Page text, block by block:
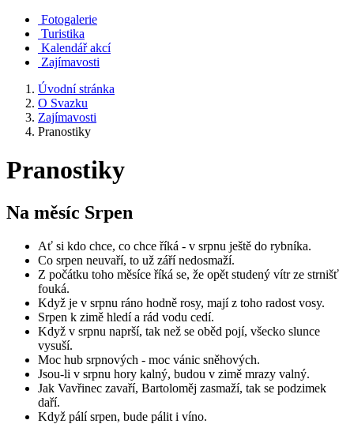
Fotogalerie
Turistika
Kalendář akcí
Zajímavosti
Úvodní stránka
O Svazku
Zajímavosti
Pranostiky
Pranostiky
Na měsíc Srpen
Ať si kdo chce, co chce říká - v srpnu ještě do rybníka.
Co srpen neuvaří, to už září nedosmaží.
Z počátku toho měsíce říká se, že opět studený vítr ze strnišť
fouká.
Když je v srpnu ráno hodně rosy, mají z toho radost vosy.
Srpen k zimě hledí a rád vodu cedí.
Když v srpnu naprší, tak než se oběd pojí, všecko slunce
vysuší.
Moc hub srpnových - moc vánic sněhových.
Jsou-li v srpnu hory kalný, budou v zimě mrazy valný.
Jak Vavřinec zavaří, Bartoloměj zasmaží, tak se podzimek
daří.
Když pálí srpen, bude pálit i víno.